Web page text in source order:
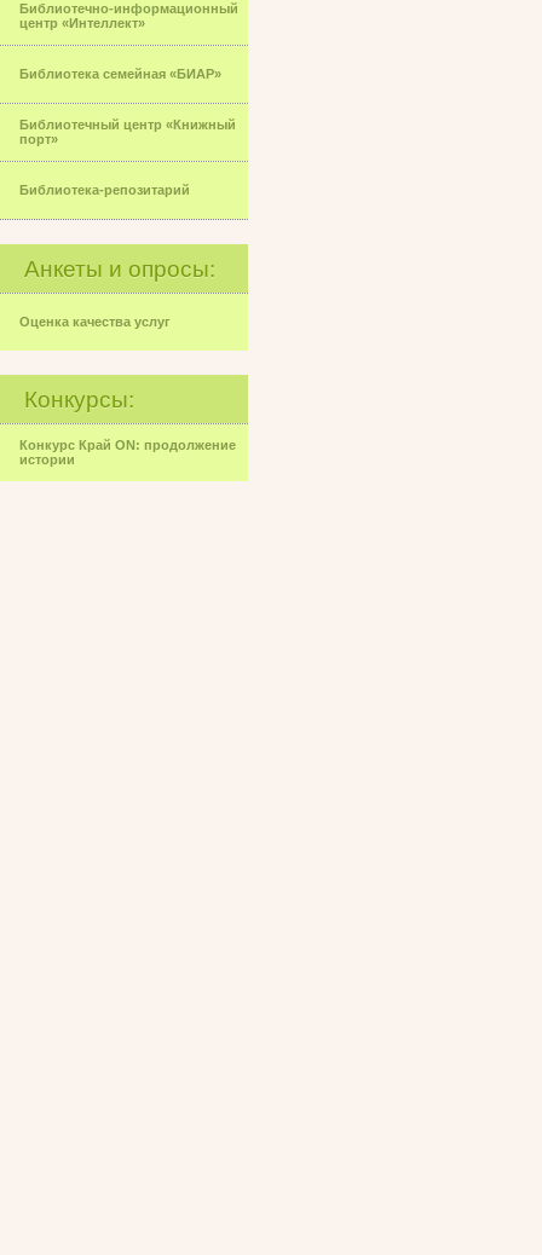
Библиотечно-информационный
центр «Интеллект»
Библиотека семейная «БИАР»
Библиотечный центр «Книжный
порт»
Библиотека-репозитарий
Анкеты и опросы:
Оценка качества услуг
Конкурсы:
Конкурс Край ON: продолжение
истории